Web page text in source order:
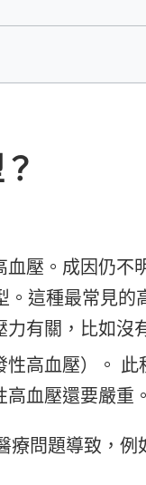
壓。成因仍不
。這種最常見
有關，比如沒
高血壓）。
血壓還要嚴重。
療問題導致，